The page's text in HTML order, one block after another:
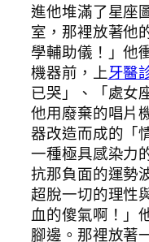
進他堆滿了星座
室，那裡放著他
學輔助儀！」他
機器前，上牙醫
已哭」、「處女
他用廢棄的唱片
器改造而成的「
一種極具感染力
抗那負面的運勢
超脫一切的理性
血的傻氣啊！」
腳邊。那裡放著